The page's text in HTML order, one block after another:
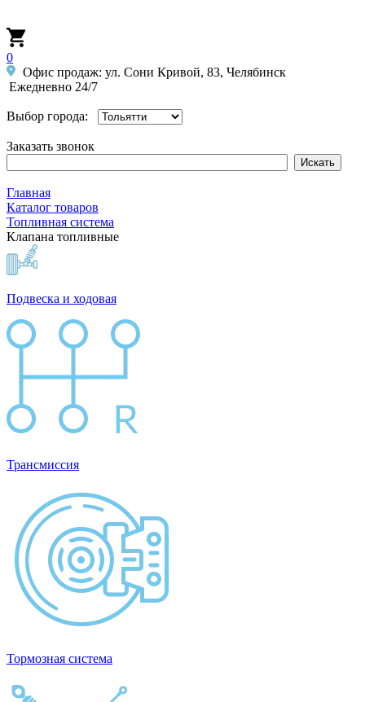
0
Офис продаж: ул. Сони Кривой, 83, Челябинск
Ежедневно 24/7
Выбор города:
Заказать звонок
Главная
Каталог товаров
Топливная система
Клапана топливные
Подвеска и ходовая
Трансмиссия
Тормозная система